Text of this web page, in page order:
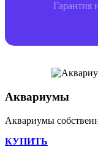
Гарантия
Аквариумы
Аквариумы
КУПИТЬ